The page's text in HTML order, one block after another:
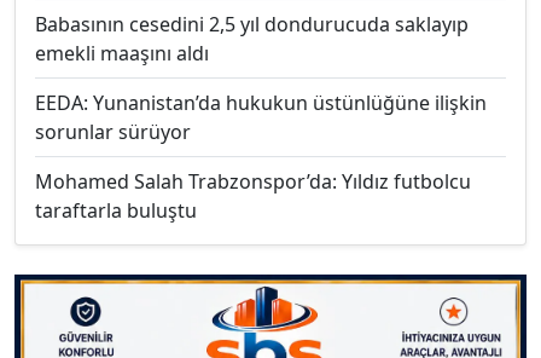
Babasının cesedini 2,5 yıl dondurucuda saklayıp
emekli maaşını aldı
EEDA: Yunanistan’da hukukun üstünlüğüne ilişkin
sorunlar sürüyor
Mohamed Salah Trabzonspor’da: Yıldız futbolcu
taraftarla buluştu